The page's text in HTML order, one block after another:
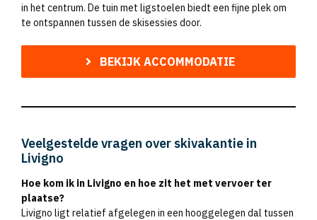
in het centrum. De tuin met ligstoelen biedt een fijne plek om
te ontspannen tussen de skisessies door.
BEKIJK ACCOMMODATIE
Veelgestelde vragen over skivakantie in
Livigno
Hoe kom ik in Livigno en hoe zit het met vervoer ter
plaatse?
Livigno ligt relatief afgelegen in een hooggelegen dal tussen